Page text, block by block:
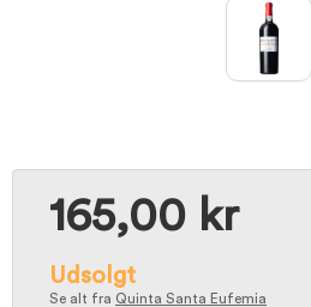
165,00 kr
Udsolgt
Se alt fra Quinta Santa Eufemia